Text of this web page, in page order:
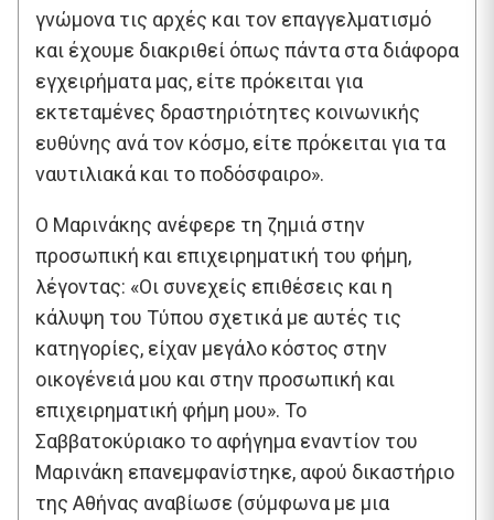
γνώμονα τις αρχές και τον επαγγελματισμό
και έχουμε διακριθεί όπως πάντα στα διάφορα
εγχειρήματα μας, είτε πρόκειται για
εκτεταμένες δραστηριότητες κοινωνικής
ευθύνης ανά τον κόσμο, είτε πρόκειται για τα
ναυτιλιακά και το ποδόσφαιρο».
Ο Μαρινάκης ανέφερε τη ζημιά στην
προσωπική και επιχειρηματική του φήμη,
λέγοντας: «Οι συνεχείς επιθέσεις και η
κάλυψη του Τύπου σχετικά με αυτές τις
κατηγορίες, είχαν μεγάλο κόστος στην
οικογένειά μου και στην προσωπική και
επιχειρηματική φήμη μου». Το
Σαββατοκύριακο το αφήγημα εναντίον του
Μαρινάκη επανεμφανίστηκε, αφού δικαστήριο
της Αθήνας αναβίωσε (σύμφωνα με μια